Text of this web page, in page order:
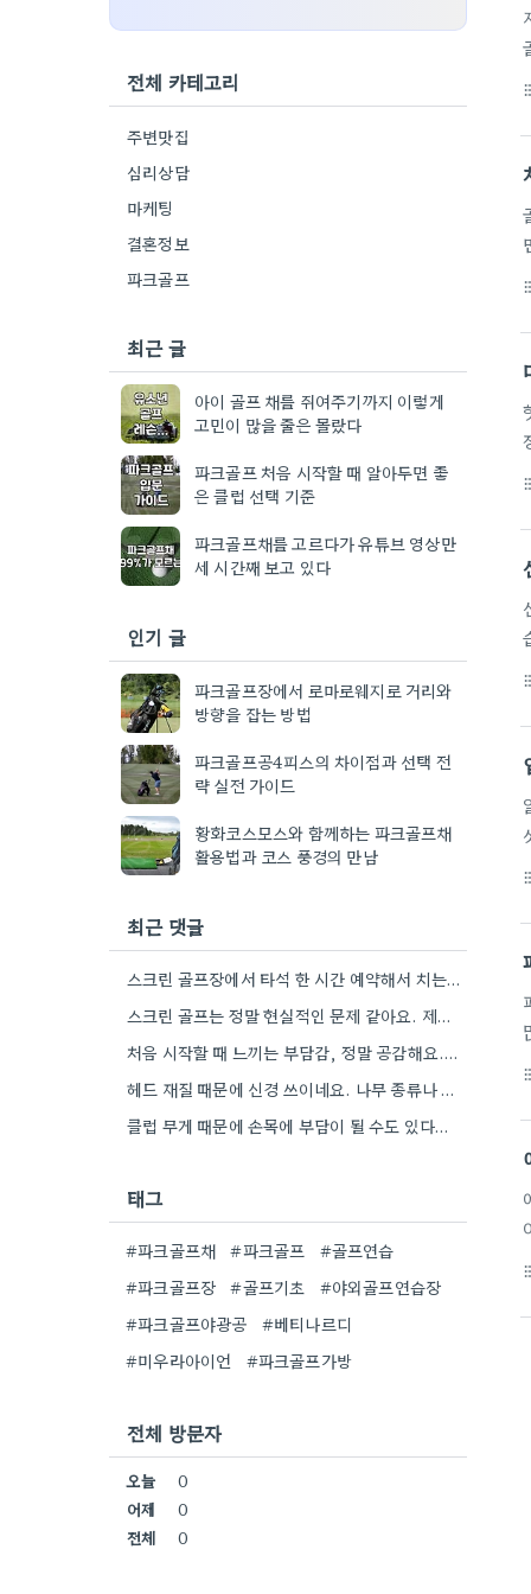
전체 카테고리
주변맛집
심리상담
마케팅
결혼정보
파크골프
최근 글
아이 골프 채를 쥐여주기까지 이렇게
고민이 많을 줄은 몰랐다
파크골프 처음 시작할 때 알아두면 좋
은 클럽 선택 기준
파크골프채를 고르다가 유튜브 영상만
세 시간째 보고 있다
인기 글
파크골프장에서 로마로웨지로 거리와
방향을 잡는 방법
파크골프공4피스의 차이점과 선택 전
략 실전 가이드
황화코스모스와 함께하는 파크골프채
활용법과 코스 풍경의 만남
최근 댓글
스크린 골프장에서 타석 한 시간 예약해서 치는 것도 좋은 방법인 것 같아요. 아이가 채에 익숙해지는…
스크린 골프는 정말 현실적인 문제 같아요. 제가 봤던 몇몇 학부모들은 스크린에서 시작해서 제대로 된 레슨을…
처음 시작할 때 느끼는 부담감, 정말 공감해요. 저도 아이가 골프를 시작하려 할 때 비슷한 마음으로…
헤드 재질 때문에 신경 쓰이네요. 나무 종류나 마감 방식에 따라 관리가 정말 달라지니까요.
클럽 무게 때문에 손목에 부담이 될 수도 있다고 하니, 정말 공감합니다. 여성용 클럽은 확실히 가벼운…
태그
#파크골프채 #파크골프
#골프연습
#파크골프장
#골프기초
#야외골프연습장
#파크골프야광공
#베티나르디
#미우라아이언
#파크골프가방
전체 방문자
오늘
0
어제
0
전체
0